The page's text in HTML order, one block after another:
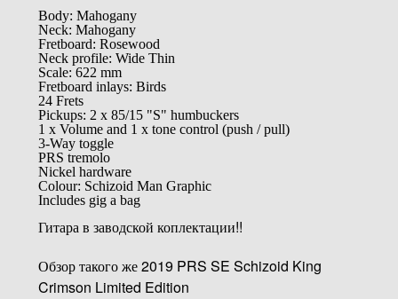
Body: Mahogany
Neck: Mahogany
Fretboard: Rosewood
Neck profile: Wide Thin
Scale: 622 mm
Fretboard inlays: Birds
24 Frets
Pickups: 2 x 85/15 "S" humbuckers
1 x Volume and 1 x tone control (push / pull)
3-Way toggle
PRS tremolo
Nickel hardware
Colour: Schizoid Man Graphic
Includes gig a bag
Гитара в заводской коплектации!!
Обзор такого же 2019 PRS SE Schizoid King
Crimson Limited Edition